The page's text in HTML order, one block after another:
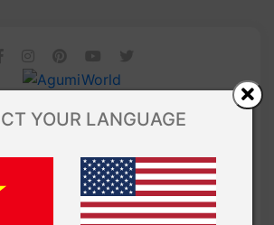
YOUR LANGUAGE